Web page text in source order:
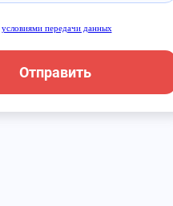
условиями передачи данных
Отправить